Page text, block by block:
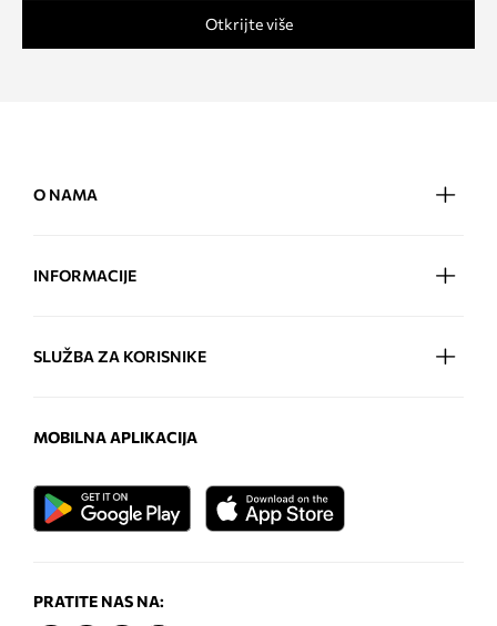
Otkrijte više
O NAMA
INFORMACIJE
SLUŽBA ZA KORISNIKE
MOBILNA APLIKACIJA
PRATITE NAS NA: